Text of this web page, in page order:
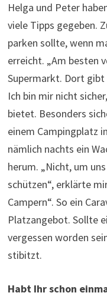
Helga und Peter
viele Tipps gegeben.
parken sollte, wenn
erreicht. „Am besten
Supermarkt. Dort gibt
Ich bin mir nicht
bietet. Besonders
einem Campingplatz
nämlich nachts ein
herum. „Nicht, um
schützen“, erklärte
Campern“. So ein
Platzangebot. Sollte
vergessen worden
stibitzt.
Habt Ihr schon